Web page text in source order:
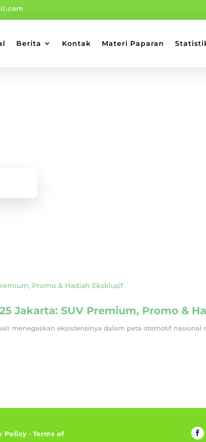
Berita Kontak Materi Paparan
Jakarta: SUV Premium, Promo &
menegaskan eksistensinya dalam peta otomotif nasional
Policy • Terms of